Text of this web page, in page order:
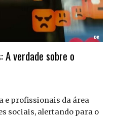
A verdade sobre o
e profissionais da área
sociais, alertando para o